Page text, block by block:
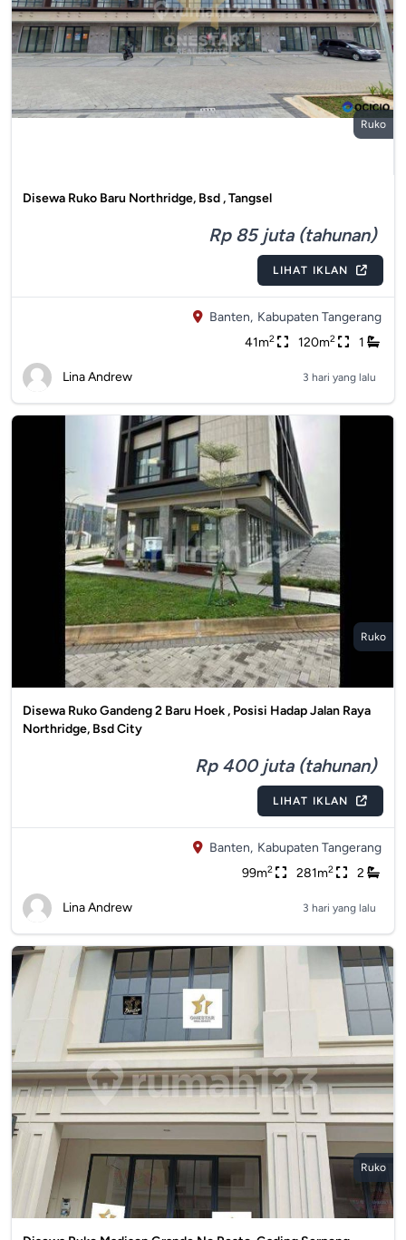
Ruko
Disewa Ruko Baru Northridge, Bsd , Tangsel
Rp 85 juta (tahunan)
LIHAT IKLAN
Banten, Kabupaten Tangerang
41m2 120m2 1
Lina Andrew 3 hari yang lalu
Ruko
Disewa Ruko Gandeng 2 Baru Hoek , Posisi Hadap Jalan Raya
Northridge, Bsd City
Rp 400 juta (tahunan)
LIHAT IKLAN
Banten, Kabupaten Tangerang
99m2 281m2 2
Lina Andrew 3 hari yang lalu
Ruko